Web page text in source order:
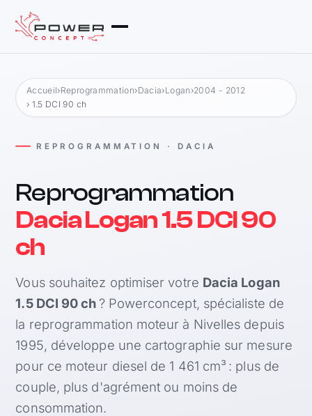
Accueil›Reprogrammation›Dacia›Logan ›2004 - 2012
› 1.5 DCI 90 ch
REPROGRAMMATION · DACIA
Reprogrammation
Dacia Logan 1.5 DCI 90
ch
Vous souhaitez optimiser votre Dacia Logan
1.5 DCI 90 ch? Powerconcept, spécialiste de
la reprogrammation moteur à Nivelles depuis
1995, développe une cartographie sur mesure
pour ce moteur diesel de 1 461 cm³ : plus de
couple, plus d'agrément ou moins de
consommation.